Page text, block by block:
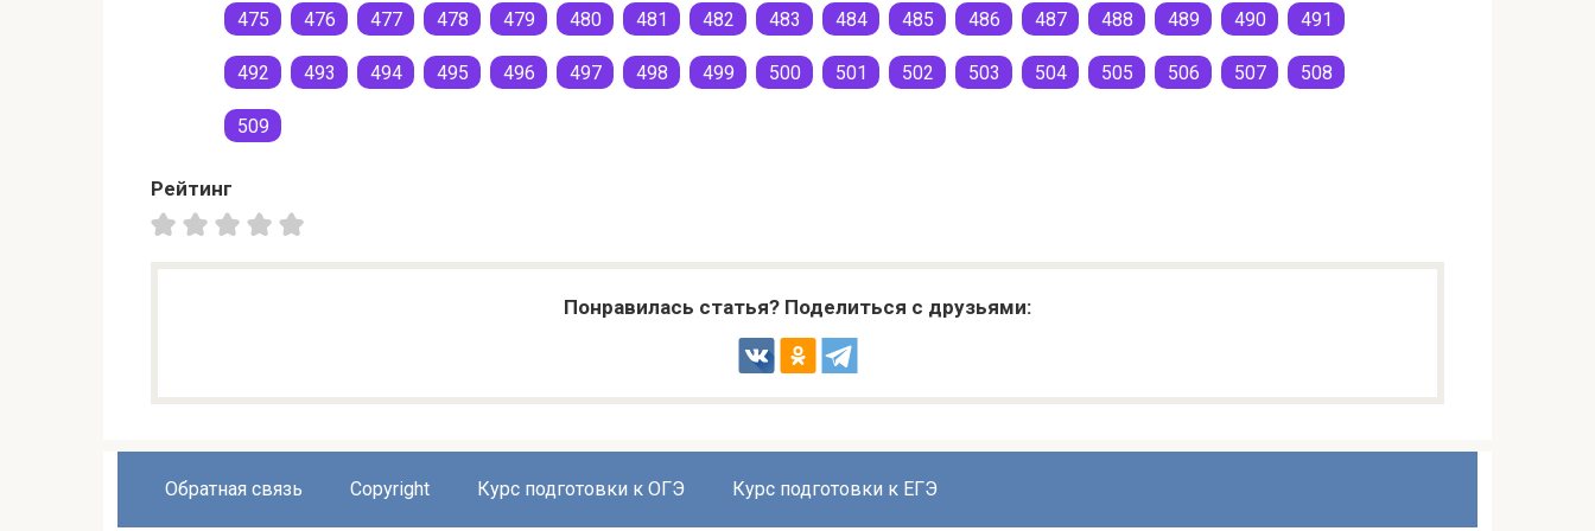
475 476 477 478 479 480 481 482 483 484 485 486 487 488 489 490 491
492 493 494 495 496 497 498 499 500 501 502 503 504 505 506 507 508
509
Рейтинг
Понравилась статья? Поделиться с друзьями:
Обратная связь Copyright Курс подготовки к ОГЭ Курс подготовки к ЕГЭ